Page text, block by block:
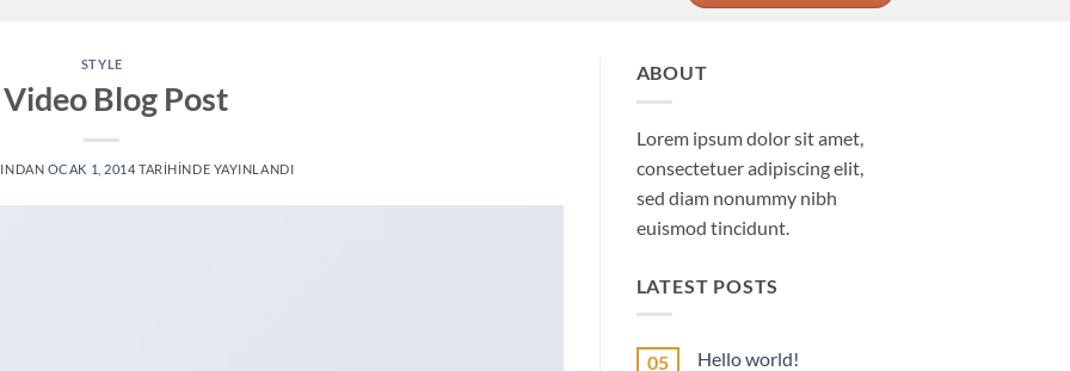
STYLE
Blog Post
OCAK 1, 2014TARIHINDE YAYINLANDI
ABOUT
Lorem ipsum dolor sit amet,
consectetuer adipiscing elit,
sed diam nonummy nibh
euismod tincidunt.
LATEST POSTS
05 Hello world!